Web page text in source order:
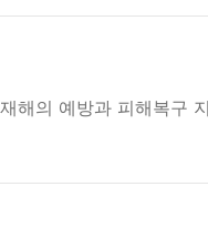
해의 예방과 피해복구